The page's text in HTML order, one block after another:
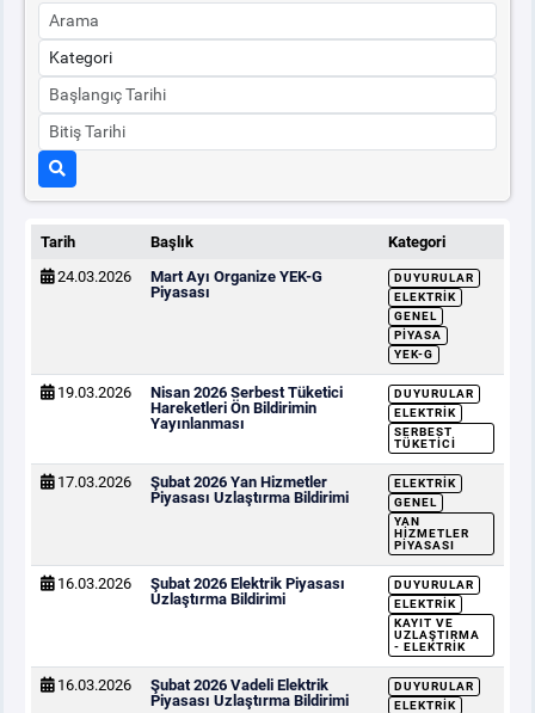
BT HİZMET YÖNETİM SİSTEMİ POLİTİKAMIZ
Tarih Başlık
Kategori
24.03.2026
Mart Ayı Organize YEK-G
Piyasası
DUYURULAR
ELEKTRIK
GENEL
PIYASA
YEK-G
19.03.2026
Nisan 2026 Serbest Tüketici
Hareketleri Ön Bildirimin
Yayınlanması
DUYURULAR
ELEKTRIK
SERBEST
TÜKETICI
17.03.2026
Şubat 2026 Yan Hizmetler
Piyasası Uzlaştırma Bildirimi
ELEKTRIK
GENEL
YAN
HIZMETLER
PIYASASI
16.03.2026
Şubat 2026 Elektrik Piyasası
Uzlaştırma Bildirimi
DUYURULAR
ELEKTRIK
KAYIT VE
UZLAŞTIRMA
- ELEKTRIK
16.03.2026
Şubat 2026 Vadeli Elektrik
Piyasası Uzlaştırma Bildirimi
DUYURULAR
ELEKTRIK